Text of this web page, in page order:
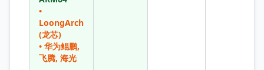
•
LoongArch
(龙芯)
• 华为鲲鹏,
飞腾, 海光